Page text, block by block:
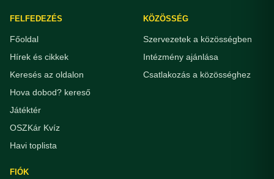
FELFEDEZÉS
Főoldal
Hírek és cikkek
Keresés az oldalon
Hova dobod? kereső
Játéktér
OSZKár Kvíz
Havi toplista
KÖZÖSSÉG
Szervezetek a közösségben
Intézmény ajánlása
Csatlakozás a közösséghez
FIÓK